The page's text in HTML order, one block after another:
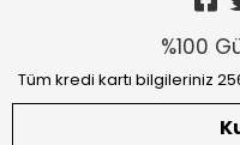
%100
Tüm kredi kartı bilgileriniz